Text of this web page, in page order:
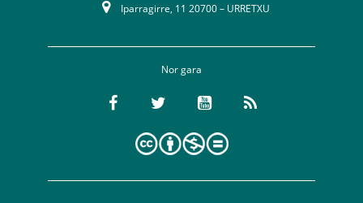
Iparragirre, 11 20700 – URRETXU
Nor gara